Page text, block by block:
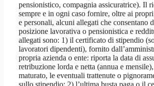
pensionistico, compagnia assicuratrice). Il
sempre e in ogni caso fornire, oltre ai
e personali, alcuni allegati che consentano
posizione lavorativa o pensionistica e
allegati sono: 1) il certificato di stipendio
lavoratori dipendenti), fornito
propria azienda o ente: riporta la data di
retribuzione lorda e netta (annua e
maturato, le eventuali trattenute o
sullo stipendio; 2) l’ultima busta paga o il